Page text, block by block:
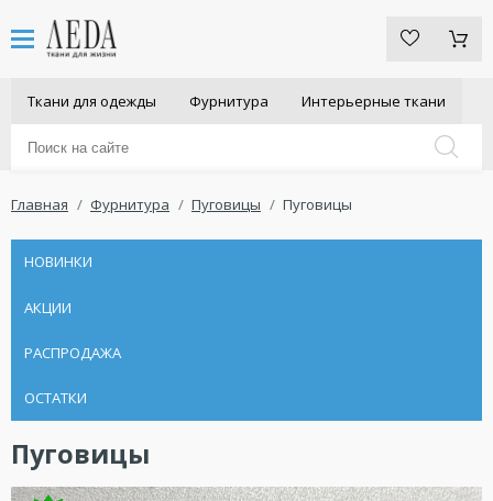
Ткани для одежды Фурнитура Интерьерные ткани
Главная Фурнитура Пуговицы Пуговицы
НОВИНКИ
АКЦИИ
РАСПРОДАЖА
ОСТАТКИ
Пуговицы